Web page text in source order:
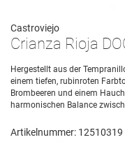
Castroviejo
Crianza Rioja
Hergestellt aus der
einem tiefen, rubinroten
Brombeeren und einem
harmonischen Balance
Artikelnummer: 12510319